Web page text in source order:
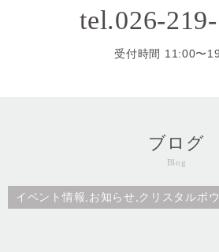
tel.026-
受付時間 11:00〜
ブログ
Blog
イベント情報,お知らせ,クリスタルボ